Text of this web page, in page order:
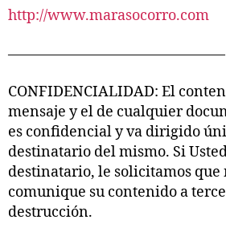
http://www.marasocorro.com
———————————————
CONFIDENCIALIDAD: El
mensaje y el de cualquier
es confidencial y va dirigido
destinatario del mismo. Si
destinatario, le solicitamos
comunique su contenido a
destrucción.